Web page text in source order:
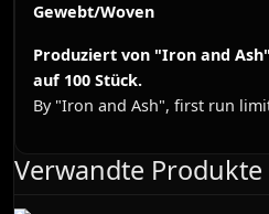
Gewebt/Woven
Produziert von "Iron and
auf 100 Stück.
By "Iron and Ash", first run
Verwandte Produkte